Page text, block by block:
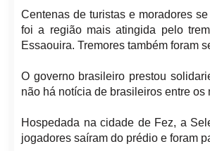
Centenas de turistas e moradores
foi a região mais atingida pelo
Essaouira. Tremores também foram
O governo brasileiro prestou
não há notícia de brasileiros entre os
Hospedada na cidade de Fez, a
jogadores saíram do prédio e foram